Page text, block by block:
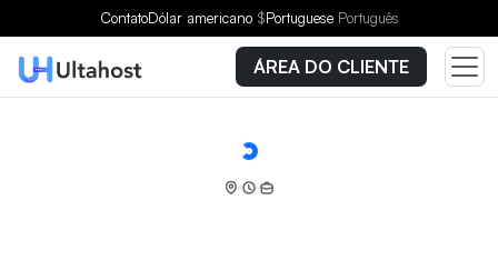
ContatoDólar americano $Portuguese Português
ÁREA DO CLIENTE